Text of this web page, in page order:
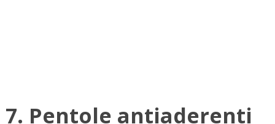
7. Pentole antiaderenti